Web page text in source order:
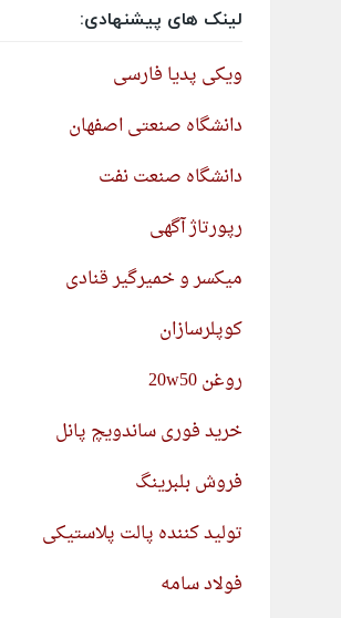
لینک های پیشنهادی:
ویکی پدیا فارسی
دانشگاه صنعتی اصفهان
دانشگاه صنعت نفت
رپورتاژ آگهی
میکسر و خمیرگیر قنادی
کوپلرسازان
روغن 20w50
خرید فوری ساندویچ پانل
فروش بلبرینگ
تولید کننده پالت پلاستیکی
فولاد سامه